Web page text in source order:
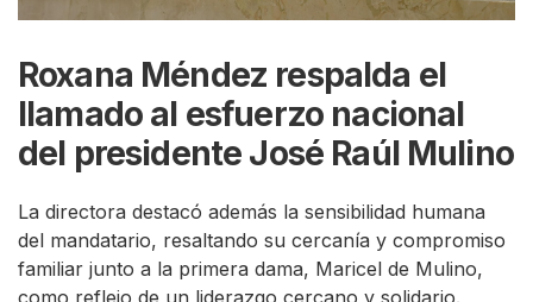
Roxana Méndez respalda el
llamado al esfuerzo nacional
del presidente José Raúl Mulino
La directora destacó además la sensibilidad humana
del mandatario, resaltando su cercanía y compromiso
familiar junto a la primera dama, Maricel de Mulino,
como reflejo de un liderazgo cercano y solidario.